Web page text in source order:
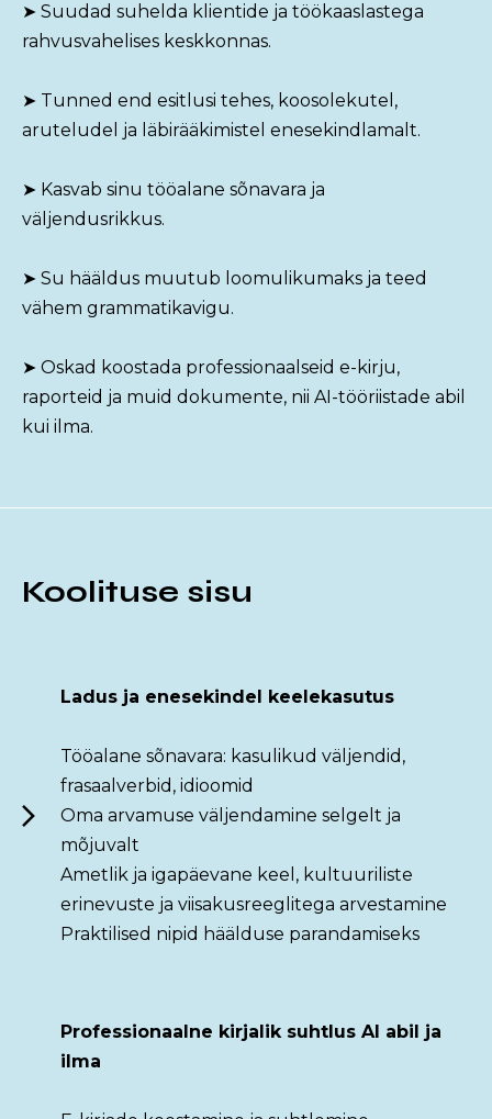
➤ Suudad suhelda klientide ja töökaaslastega
rahvusvahelises keskkonnas.
➤ Tunned end esitlusi tehes, koosolekutel,
aruteludel ja läbirääkimistel enesekindlamalt.
➤ Kasvab sinu tööalane sõnavara ja
väljendusrikkus.
➤ Su hääldus muutub loomulikumaks ja teed
vähem grammatikavigu.
➤ Oskad koostada professionaalseid e-kirju,
raporteid ja muid dokumente, nii AI-tööriistade abil
kui ilma.
Koolituse sisu
Ladus ja enesekindel keelekasutus
Tööalane sõnavara: kasulikud väljendid,
frasaalverbid, idioomid
Oma arvamuse väljendamine selgelt ja
mõjuvalt
Ametlik ja igapäevane keel, kultuuriliste
erinevuste ja viisakusreeglitega arvestamine
Praktilised nipid häälduse parandamiseks
Professionaalne kirjalik suhtlus AI abil ja
ilma